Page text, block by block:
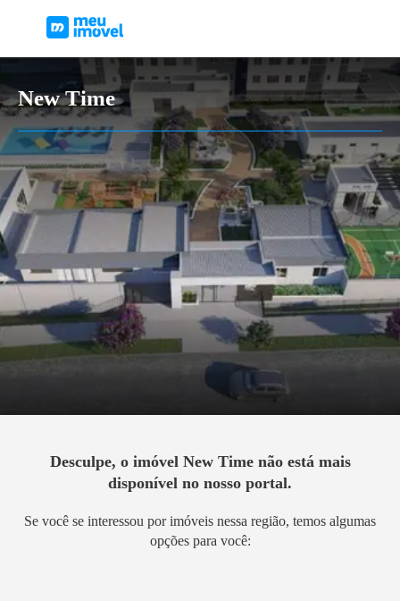
New Time
Desculpe, o imóvel New Timenão está mais
disponível no nosso portal.
Se você se interessou por imóveis nessa região, temos algumas
opções para você: